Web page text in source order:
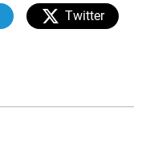
Twitter